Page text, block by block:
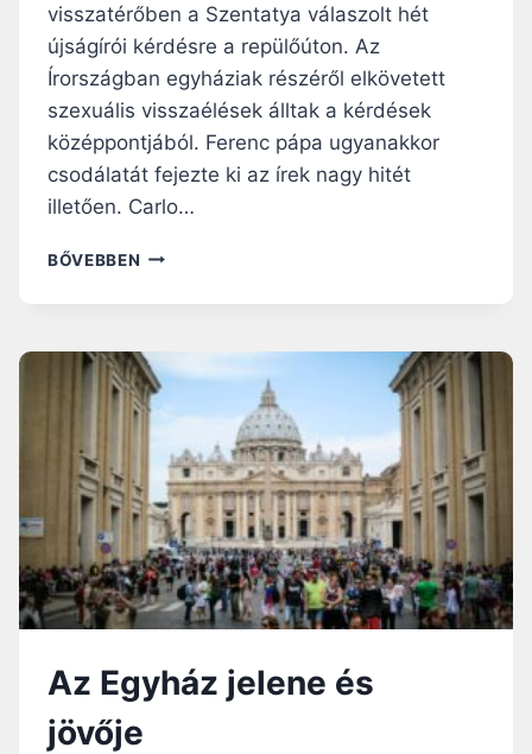
visszatérőben a Szentatya válaszolt hét
újságírói kérdésre a repülőúton. Az
Írországban egyháziak részéről elkövetett
szexuális visszaélések álltak a kérdések
középpontjából. Ferenc pápa ugyanakkor
csodálatát fejezte ki az írek nagy hitét
illetően. Carlo…
BŐVEBBEN CARLO
IGAZSÁGTALAN
VÁDJAI
FERENC
PÁPA
ELLEN
Az Egyház jelene és
jövője